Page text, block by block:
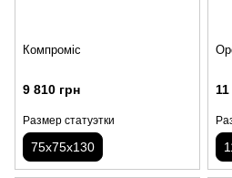
Компроміс
9 810 грн
Размер статуэтки
75х75х130